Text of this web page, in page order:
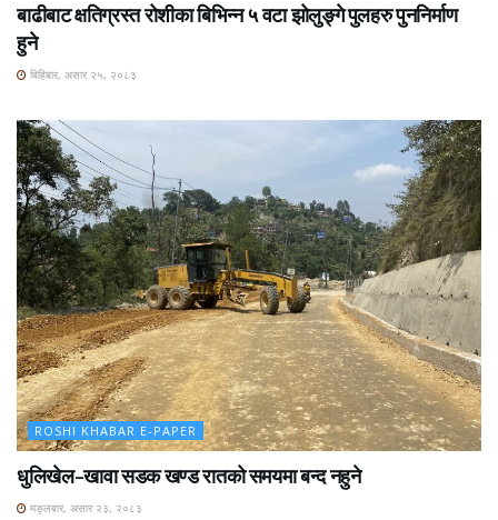
बाढीबाट क्षतिग्रस्त रोशीका बिभिन्न ५ वटा झोलुङ्गे पुलहरु पुननिर्माण
हुने
बिहिबार, असार २५, २०८३
ROSHI KHABAR E-PAPER
धुलिखेल–खावा सडक खण्ड रातको समयमा बन्द नहुने
मङ्लबार, असार २३, २०८३